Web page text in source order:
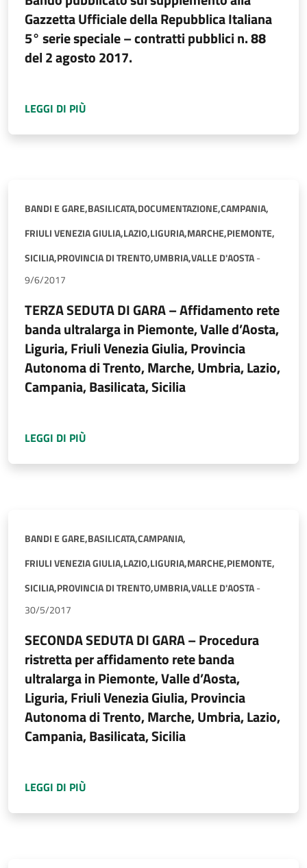
Gazzetta Ufficiale della Repubblica Italiana
5° serie speciale – contratti pubblici n. 88
del 2 agosto 2017.
LEGGI DI PIÙ
BANDI E GARE,BASILICATA,DOCUMENTAZIONE,CAMPANIA,
FRIULI VENEZIA GIULIA,LAZIO,LIGURIA,MARCHE,PIEMONTE,
SICILIA,PROVINCIA DI TRENTO,UMBRIA,VALLE D'AOSTA-
9/6/2017
TERZA SEDUTA DI GARA – Affidamento rete
banda ultralarga in Piemonte, Valle d’Aosta,
Liguria, Friuli Venezia Giulia, Provincia
Autonoma di Trento, Marche, Umbria, Lazio,
Campania, Basilicata, Sicilia
LEGGI DI PIÙ
BANDI E GARE,BASILICATA,CAMPANIA,
FRIULI VENEZIA GIULIA,LAZIO,LIGURIA,MARCHE,PIEMONTE,
SICILIA,PROVINCIA DI TRENTO,UMBRIA,VALLE D'AOSTA-
30/5/2017
SECONDA SEDUTA DI GARA – Procedura
ristretta per affidamento rete banda
ultralarga in Piemonte, Valle d’Aosta,
Liguria, Friuli Venezia Giulia, Provincia
Autonoma di Trento, Marche, Umbria, Lazio,
Campania, Basilicata, Sicilia
LEGGI DI PIÙ